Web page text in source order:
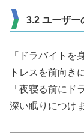
3.2 ユーザー
「ドラバイトを
トレスを前向き
「夜寝る前にド
深い眠りにつけ